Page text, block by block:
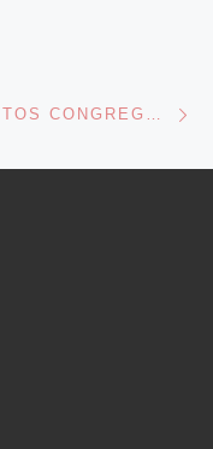
UNA OBRA EN LA CALLE LEGANITOS CONGREGÓ A MÁS PERSONAS QUE LA CORONACIÓN DE FELIPE VI